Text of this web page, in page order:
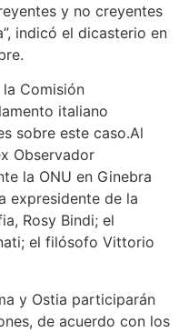
y no creyentes
indicó el dicasterio en
Comisión
italiano
sobre este caso.Al
Observador
la ONU en Ginebra
expresidente de la
Rosy Bindi; el
el filósofo Vittorio
y Ostia participarán
de acuerdo con los